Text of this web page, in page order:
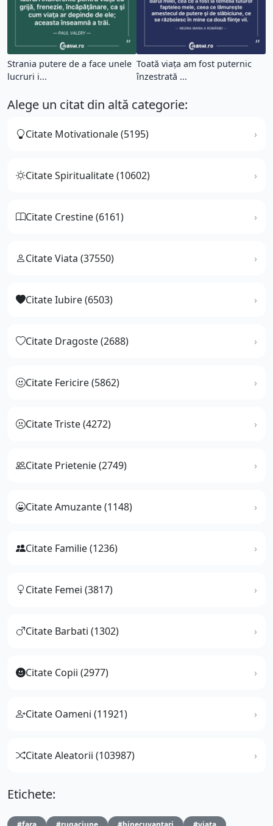
Strania putere de a face unele
lucruri i...
Toată viaţa am fost puternic
înzestrată ...
Alege un citat din altă categorie:
Citate Motivationale (5195)
Citate Spiritualitate (10602)
Citate Crestine (6161)
Citate Viata (37550)
Citate Iubire (6503)
Citate Dragoste (2688)
Citate Fericire (5862)
Citate Triste (4272)
Citate Prietenie (2749)
Citate Amuzante (1148)
Citate Familie (1236)
Citate Femei (3817)
Citate Barbati (1302)
Citate Copii (2977)
Citate Oameni (11921)
Citate Aleatorii (103987)
Etichete: